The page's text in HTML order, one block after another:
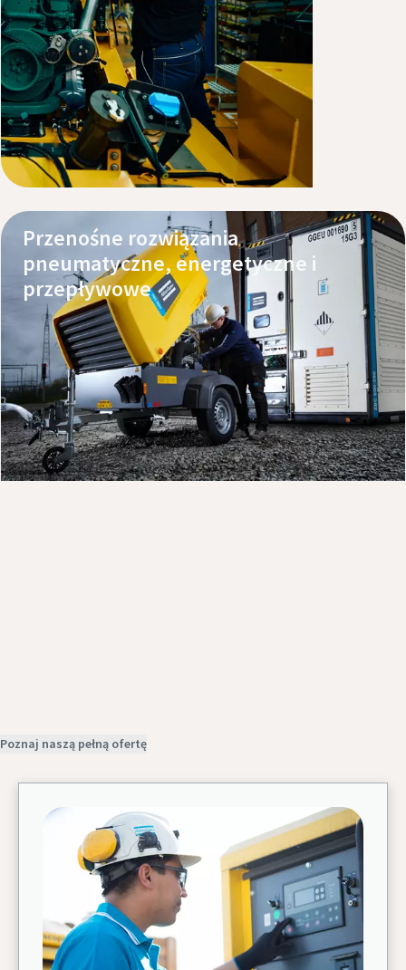
Poznaj nasze produkty
Serwis i wsparcie techniczne
Przenośne rozwiązania
pneumatyczne, energetyczne i
przepływowe
Poznaj naszą pełną ofertę